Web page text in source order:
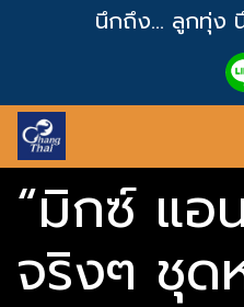
นึกถึง... ลูกทุ่ง
“มิกซ์ แอ
จริงๆ ชุด